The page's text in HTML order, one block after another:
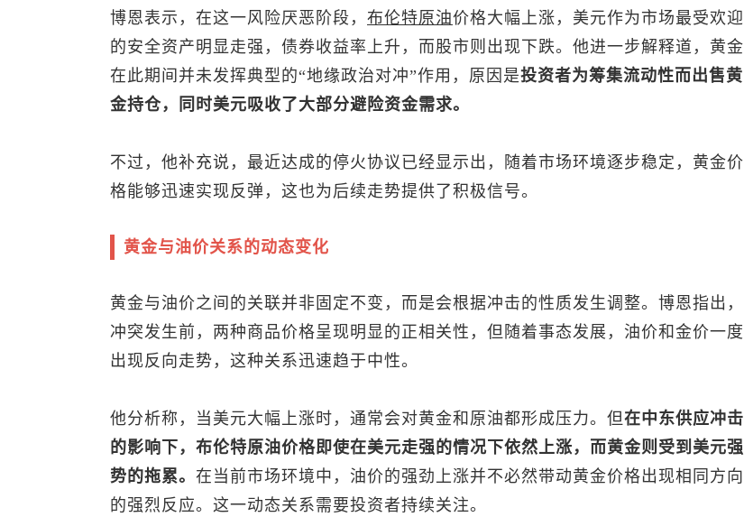
博恩表示，在这一风险厌恶阶段， 布伦特原油价格大幅上涨，美元作为市场最受欢迎
的安全资产明显走强，债券收益率上升，而股市则出现下跌。他进一步解释道，黄金
在此期间并未发挥典型的“地缘政治对冲”作用，原因是投资者为筹集流动性而出售黄
金持仓，同时美元吸收了大部分避险资金需求。
不过，他补充说，最近达成的停火协议已经显示出，随着市场环境逐步稳定，黄金价
格能够迅速实现反弹，这也为后续走势提供了积极信号。
黄金与油价关系的动态变化
黄金与油价之间的关联并非固定不变，而是会根据冲击的性质发生调整。博恩指出，
冲突发生前，两种商品价格呈现明显的正相关性，但随着事态发展，油价和金价一度
出现反向走势，这种关系迅速趋于中性。
他分析称，当美元大幅上涨时，通常会对黄金和原油都形成压力。但在中东供应冲击
的影响下， 布伦特原油价格即使在美元走强的情况下依然上涨，而黄金则受到美元强
势的拖累。 在当前市场环境中，油价的强劲上涨并不必然带动黄金价格出现相同方向
的强烈反应。这一动态关系需要投资者持续关注。